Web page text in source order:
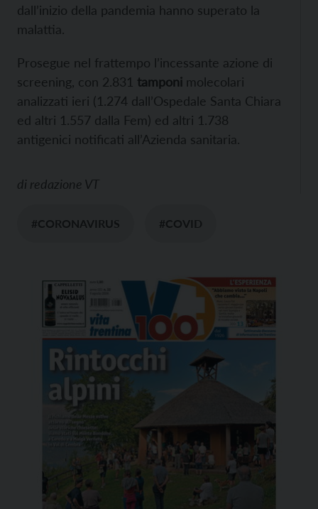
dall’inizio della pandemia hanno superato la
malattia.
Prosegue nel frattempo l’incessante azione di
screening, con 2.831 tamponi molecolari
analizzati ieri (1.274 dall’Ospedale Santa Chiara
ed altri 1.557 dalla Fem) ed altri 1.738
antigenici notificati all’Azienda sanitaria.
di redazione VT
#CORONAVIRUS #COVID